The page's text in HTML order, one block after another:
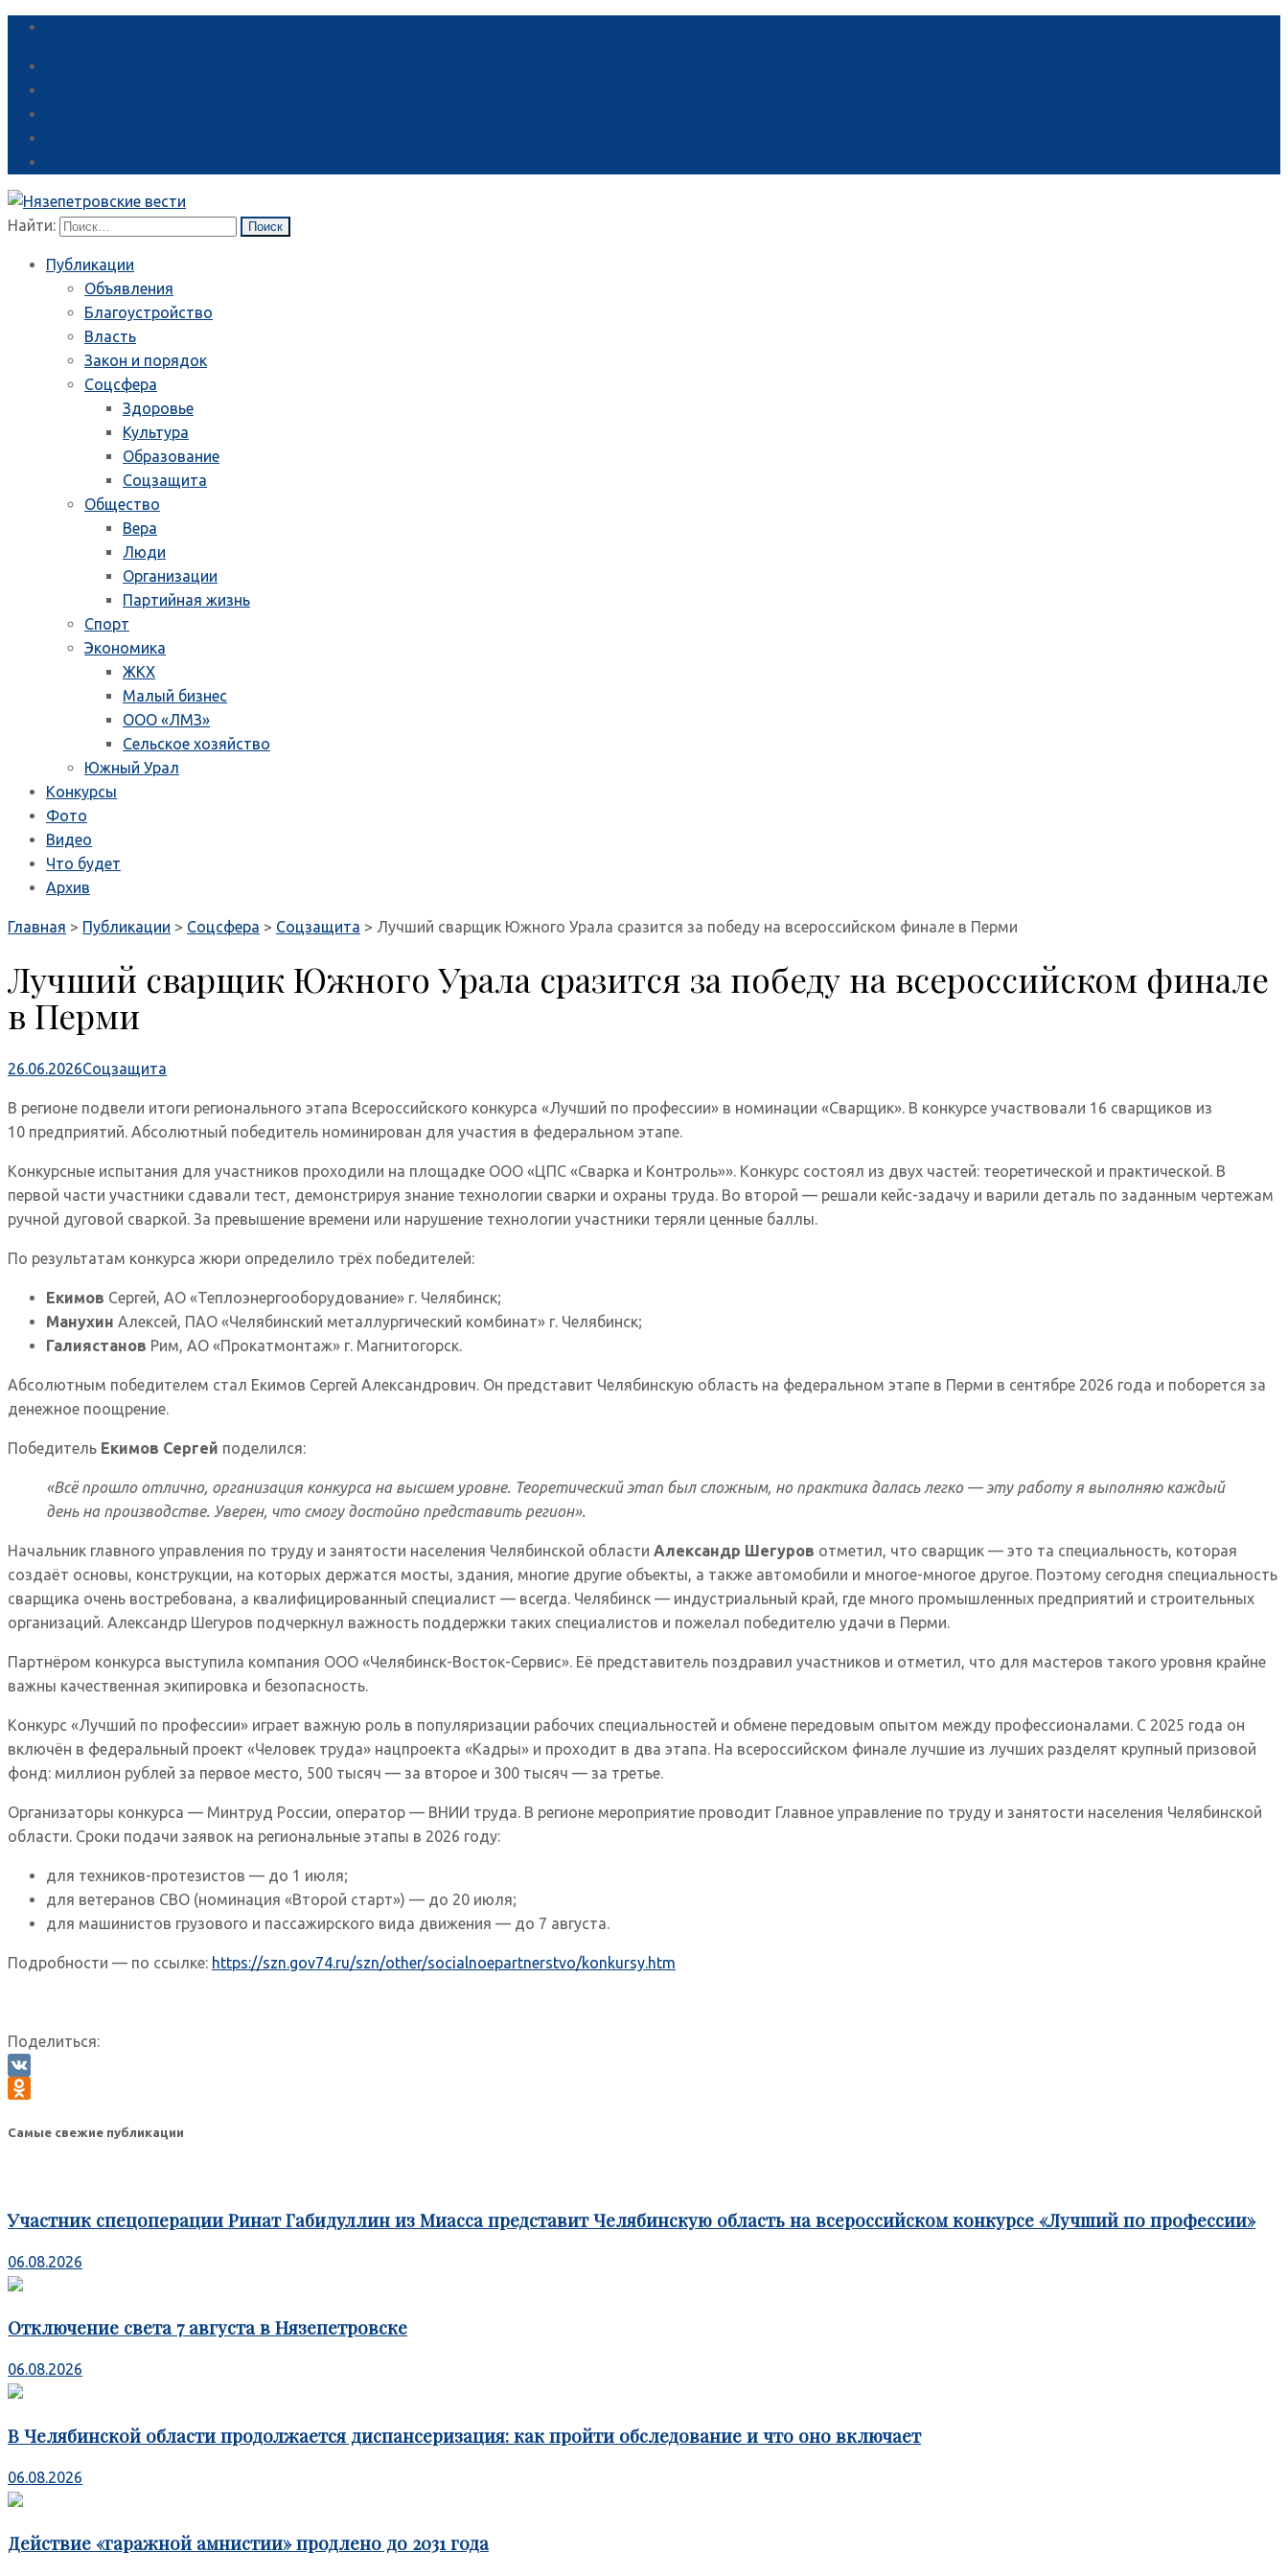
Найти:
Публикации
Объявления
Благоустройство
Власть
Закон и порядок
Соцсфера
Здоровье
Культура
Образование
Соцзащита
Общество
Вера
Люди
Организации
Партийная жизнь
Спорт
Экономика
ЖКХ
Малый бизнес
ООО «ЛМЗ»
Сельское хозяйство
Южный Урал
Конкурсы
Фото
Видео
Что будет
Архив
Главная > Публикации > Соцсфера > Соцзащита > Лучший сварщик Южного Урала сразится за победу на всероссийском финале в Перми
Лучший сварщик Южного Урала сразится за победу на всероссийском финале
в Перми
26.06.2026Соцзащита
В регионе подвели итоги регионального этапа Всероссийского конкурса «Лучший по профессии» в номинации «Сварщик». В конкурсе участвовали 16 сварщиков из
10 предприятий. Абсолютный победитель номинирован для участия в федеральном этапе.
Конкурсные испытания для участников проходили на площадке ООО «ЦПС «Сварка и Контроль»». Конкурс состоял из двух частей: теоретической и практической. В
первой части участники сдавали тест, демонстрируя знание технологии сварки и охраны труда. Во второй — решали кейс-задачу и варили деталь по заданным чертежам
ручной дуговой сваркой. За превышение времени или нарушение технологии участники теряли ценные баллы.
По результатам конкурса жюри определило трёх победителей:
Екимов Сергей, АО «Теплоэнергооборудование» г. Челябинск;
Манухин Алексей, ПАО «Челябинский металлургический комбинат» г. Челябинск;
Галиястанов Рим, АО «Прокатмонтаж» г. Магнитогорск.
Абсолютным победителем стал Екимов Сергей Александрович. Он представит Челябинскую область на федеральном этапе в Перми в сентябре 2026 года и поборется за
денежное поощрение.
Победитель Екимов Сергей поделился:
«Всё прошло отлично, организация конкурса на высшем уровне. Теоретический этап был сложным, но практика далась легко — эту работу я выполняю каждый
день на производстве. Уверен, что смогу достойно представить регион».
Начальник главного управления по труду и занятости населения Челябинской области Александр Шегуров отметил, что сварщик — это та специальность, которая
создаёт основы, конструкции, на которых держатся мосты, здания, многие другие объекты, а также автомобили и многое-многое другое. Поэтому сегодня специальность
сварщика очень востребована, а квалифицированный специалист — всегда. Челябинск — индустриальный край, где много промышленных предприятий и строительных
организаций. Александр Шегуров подчеркнул важность поддержки таких специалистов и пожелал победителю удачи в Перми.
Партнёром конкурса выступила компания ООО «Челябинск-Восток-Сервис». Её представитель поздравил участников и отметил, что для мастеров такого уровня крайне
важны качественная экипировка и безопасность.
Конкурс «Лучший по профессии» играет важную роль в популяризации рабочих специальностей и обмене передовым опытом между профессионалами. С 2025 года он
включён в федеральный проект «Человек труда» нацпроекта «Кадры» и проходит в два этапа. На всероссийском финале лучшие из лучших разделят крупный призовой
фонд: миллион рублей за первое место, 500 тысяч — за второе и 300 тысяч — за третье.
Организаторы конкурса — Минтруд России, оператор — ВНИИ труда. В регионе мероприятие проводит Главное управление по труду и занятости населения Челябинской
области. Сроки подачи заявок на региональные этапы в 2026 году:
для техников-протезистов — до 1 июля;
для ветеранов СВО (номинация «Второй старт») — до 20 июля;
для машинистов грузового и пассажирского вида движения — до 7 августа.
Подробности — по ссылке: https://szn.gov74.ru/szn/other/socialnoepartnerstvo/konkursy.htm
Поделиться:
VK
Самые свежие публикации
Участник спецоперации Ринат Габидуллин из Миасса представит Челябинскую область на всероссийском конкурсе «Лучший по профессии»
06.08.2026
Отключение света 7 августа в Нязепетровске
06.08.2026
В Челябинской области продолжается диспансеризация: как пройти обследование и что оно включает
06.08.2026
Действие «гаражной амнистии» продлено до 2031 года